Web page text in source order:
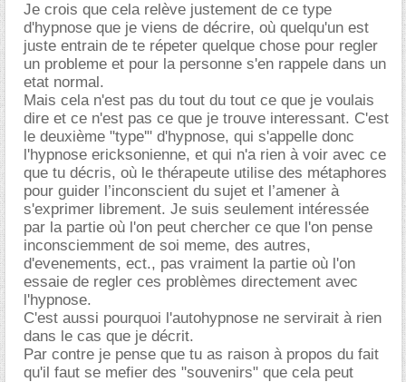
Je crois que cela relève justement de ce type
d'hypnose que je viens de décrire, où quelqu'un est
juste entrain de te répeter quelque chose pour regler
un probleme et pour la personne s'en rappele dans un
etat normal.
Mais cela n'est pas du tout du tout ce que je voulais
dire et ce n'est pas ce que je trouve interessant. C'est
le deuxième "type'" d'hypnose, qui s'appelle donc
l'hypnose ericksonienne, et qui n'a rien à voir avec ce
que tu décris, où le thérapeute utilise des métaphores
pour guider l’inconscient du sujet et l’amener à
s'exprimer librement. Je suis seulement intéressée
par la partie où l'on peut chercher ce que l'on pense
inconsciemment de soi meme, des autres,
d'evenements, ect., pas vraiment la partie où l'on
essaie de regler ces problèmes directement avec
l'hypnose.
C'est aussi pourquoi l'autohypnose ne servirait à rien
dans le cas que je décrit.
Par contre je pense que tu as raison à propos du fait
qu'il faut se mefier des "souvenirs" que cela peut